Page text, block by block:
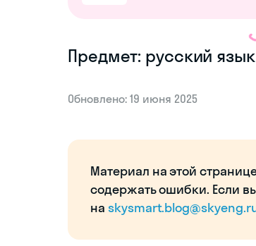
Предмет: русский язык
Обновлено: 19 июня 2025
Материал на этой
содержать ошибки. Если
на